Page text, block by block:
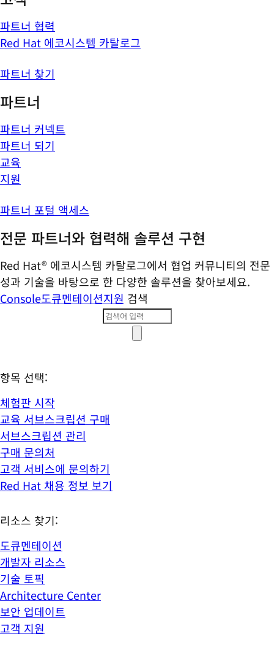
파트너 협력
Red Hat 에코시스템 카탈로그
파트너 찾기
파트너
파트너 커넥트
파트너 되기
교육
지원
파트너 포털 액세스
전문 파트너와 협력해 솔루션 구현
Red Hat® 에코시스템 카탈로그에서 협업 커뮤니티의 전문
성과 기술을 바탕으로 한 다양한 솔루션을 찾아보세요.
Console도큐멘테이션지원 검색
항목 선택:
체험판 시작
교육 서브스크립션 구매
서브스크립션 관리
구매 문의처
고객 서비스에 문의하기
Red Hat 채용 정보 보기
리소스 찾기:
도큐멘테이션
개발자 리소스
기술 토픽
Architecture Center
보안 업데이트
고객 지원